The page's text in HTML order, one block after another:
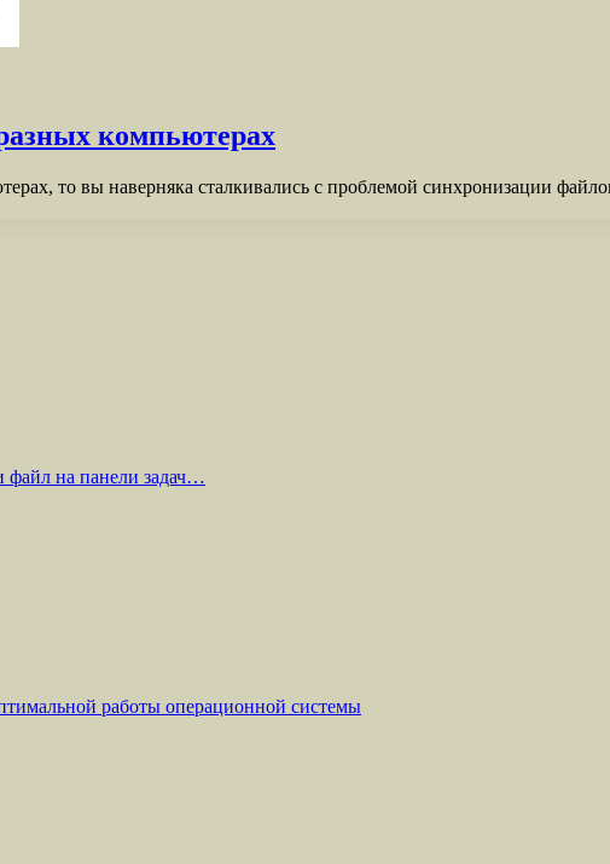
компьютерах
то вы наверняка сталкивались с проблемой синхронизации
файл на панели задач…
работы операционной системы